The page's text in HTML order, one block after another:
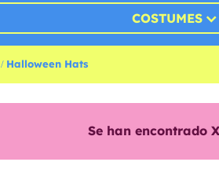
COSTUMES
Halloween Hats
Se han encontrado